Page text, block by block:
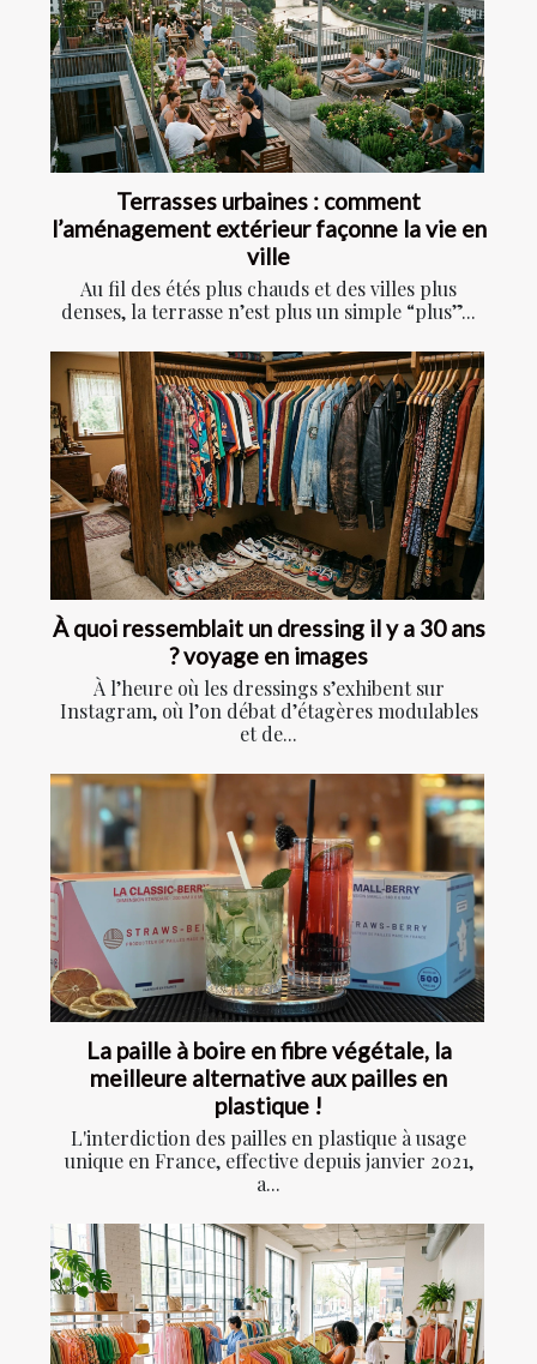
Terrasses urbaines : comment
l’aménagement extérieur façonne la vie en
ville
Au fil des étés plus chauds et des villes plus
denses, la terrasse n’est plus un simple “plus”...
À quoi ressemblait un dressing il y a 30 ans
? voyage en images
À l’heure où les dressings s’exhibent sur
Instagram, où l’on débat d’étagères modulables
et de...
La paille à boire en fibre végétale, la
meilleure alternative aux pailles en
plastique !
L'interdiction des pailles en plastique à usage
unique en France, effective depuis janvier 2021,
a...